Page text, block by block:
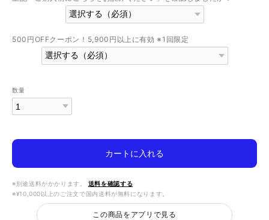
500円OFFクーポン！5,900円以上に有効 ※1回限定
数量
カートに入れる
※別途送料がかかります。
送料を確認する
※¥10,000以上のご注文で国内送料が無料になります。
この商品をアプリで見る